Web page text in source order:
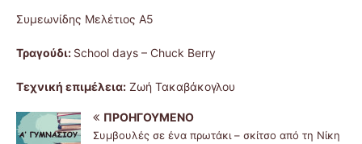
Συμεωνίδης Μελέτιος Α5
Τραγούδι: School days – Chuck Berry
Τεχνική επιμέλεια: Ζωή Τακαβάκογλου
ΠΡΟΗΓΟΎΜΕΝΟ
Συμβουλές σε ένα πρωτάκι – σκίτσο από τη Νίκη